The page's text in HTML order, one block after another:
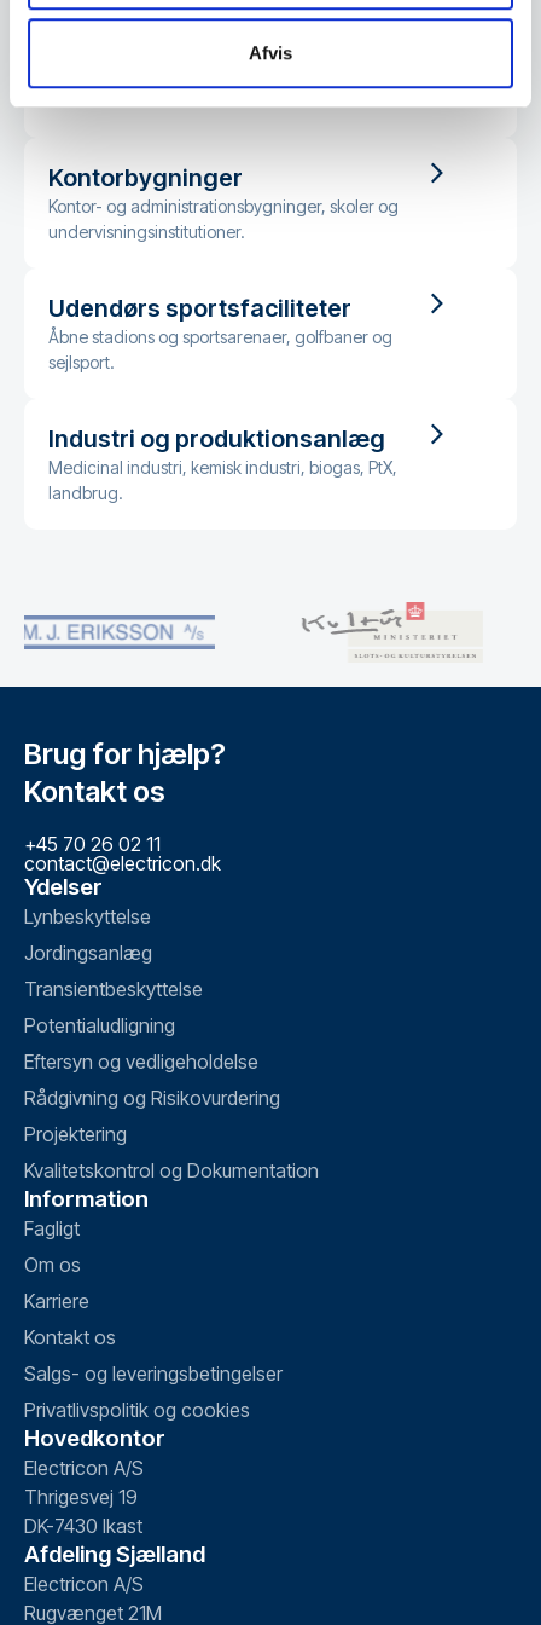
Afvis
Bevaringsværdige bygninger
Kontorbygninger
Kontor- og administrationsbygninger, skoler og
undervisningsinstitutioner.
Udendørs sportsfaciliteter
Åbne stadions og sportsarenaer, golfbaner og
sejlsport.
Industri og produktionsanlæg
Medicinal industri, kemisk industri, biogas, PtX,
landbrug.
Brug for hjælp?
Kontakt os
+45 70 26 02 11
contact@electricon.dk
Ydelser
Lynbeskyttelse
Jordingsanlæg
Transientbeskyttelse
Potentialudligning
Eftersyn og vedligeholdelse
Rådgivning og Risikovurdering
Projektering
Kvalitetskontrol og Dokumentation
Information
Fagligt
Om os
Karriere
Kontakt os
Salgs- og leveringsbetingelser
Privatlivspolitik og cookies
Hovedkontor
Electricon A/S
Thrigesvej 19
DK-7430 Ikast
Afdeling Sjælland
Electricon A/S
Rugvænget 21M